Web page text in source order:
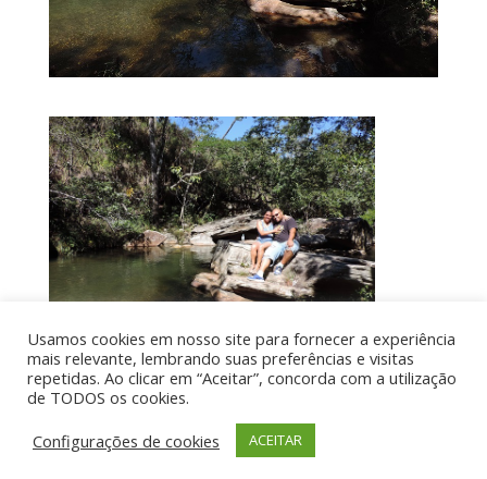
Por aí de Barraca - direitos reservados - Desenvolvido
por UIA WEB
Usamos cookies em nosso site para fornecer a experiência
mais relevante, lembrando suas preferências e visitas
repetidas. Ao clicar em “Aceitar”, concorda com a utilização
de TODOS os cookies.
Configurações de cookies
ACEITAR